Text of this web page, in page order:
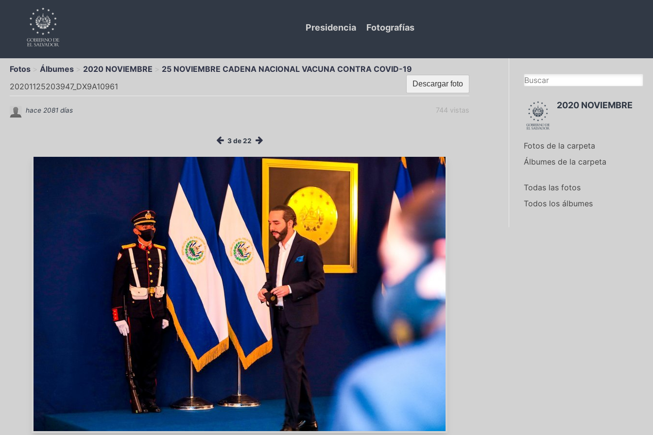
Presidencia Fotografías
Fotos Álbumes 2020 NOVIEMBRE 25 NOVIEMBRE CADENA NACIONAL VACUNA CONTRA COVID-19
Descargar foto
20201125203947_DX9A10961
744 vistas
hace 2081 días
3 de 22
2020 NOVIEMBRE
Fotos de la carpeta
Álbumes de la carpeta
Todas las fotos
Todos los álbumes